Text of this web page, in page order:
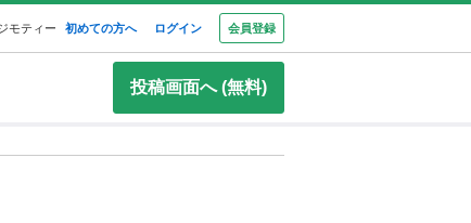
モティー 初めての方へ ログイン 会員登録
投稿画面へ (無料)